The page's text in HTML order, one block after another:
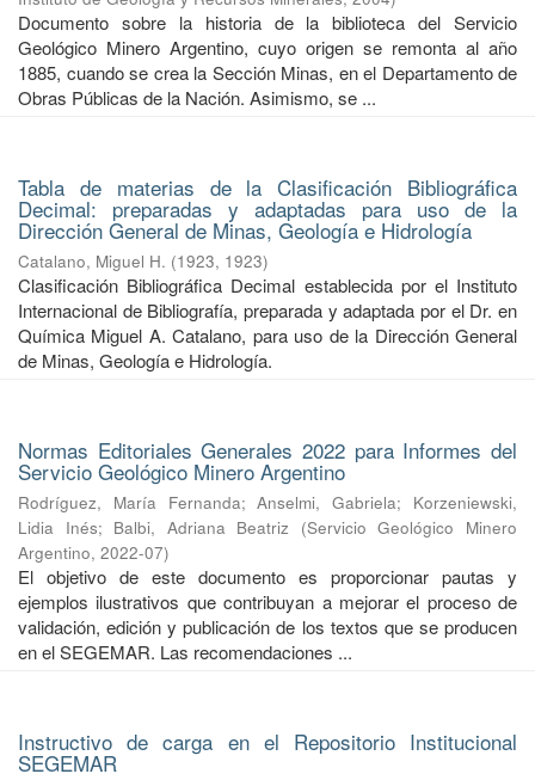
Documento sobre la historia de la biblioteca del Servicio
Geológico Minero Argentino, cuyo origen se remonta al año
1885, cuando se crea la Sección Minas, en el Departamento de
Obras Públicas de la Nación. Asimismo, se ...
Tabla de materias de la Clasificación Bibliográfica
Decimal: preparadas y adaptadas para uso de la
Dirección General de Minas, Geología e Hidrología
Catalano, Miguel H. (1923, 1923)
Clasificación Bibliográfica Decimal establecida por el Instituto
Internacional de Bibliografía, preparada y adaptada por el Dr. en
Química Miguel A. Catalano, para uso de la Dirección General
de Minas, Geología e Hidrología.
Normas Editoriales Generales 2022 para Informes del
Servicio Geológico Minero Argentino
Rodríguez, María Fernanda;Anselmi, Gabriela; Korzeniewski,
Lidia Inés; Balbi, Adriana Beatriz (Servicio Geológico Minero
Argentino, 2022-07)
El objetivo de este documento es proporcionar pautas y
ejemplos ilustrativos que contribuyan a mejorar el proceso de
validación, edición y publicación de los textos que se producen
en el SEGEMAR. Las recomendaciones ...
Instructivo de carga en el Repositorio Institucional
SEGEMAR